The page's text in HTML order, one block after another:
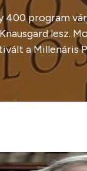
program
lesz.
a